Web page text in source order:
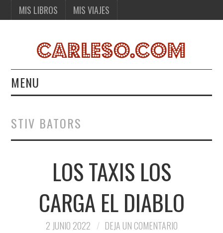
MIS LIBROS MIS VIAJES
MENU
MIS VIAJES
STIV BATORS
LOS TAXIS LOS
CARGA EL DIABLO
2 JUNIO 2022 DEJA UN COMENTARIO